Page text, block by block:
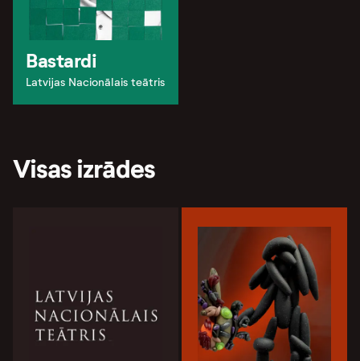
Bastardi
Latvijas Nacionālais teātris
Visas izrādes